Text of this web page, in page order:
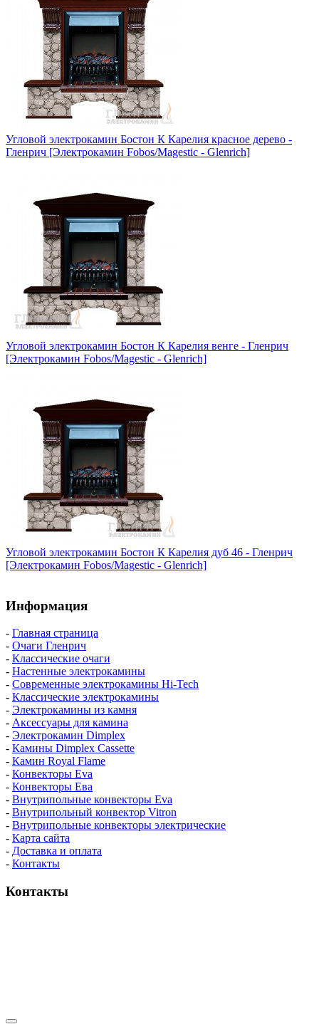
Угловой электрокамин Бостон К Карелия красное дерево -
Гленрич [Электрокамин Fobos/Magestic - Glenrich]
Угловой электрокамин Бостон К Карелия венге - Гленрич
[Электрокамин Fobos/Magestic - Glenrich]
Угловой электрокамин Бостон К Карелия дуб 46 - Гленрич
[Электрокамин Fobos/Magestic - Glenrich]
Информация
- Главная страница
- Очаги Гленрич
- Классические очаги
- Настенные электрокамины
- Современные электрокамины Hi-Tech
- Классические электрокамины
- Электрокамины из камня
- Аксессуары для камина
- Электрокамин Dimplex
- Камины Dimplex Cassette
- Камин Royal Flame
- Конвекторы Eva
- Конвекторы Ева
- Внутрипольные конвекторы Eva
- Внутрипольный конвектор Vitron
- Внутрипольные конвекторы электрические
- Карта сайта
- Доставка и оплата
- Контакты
Контакты